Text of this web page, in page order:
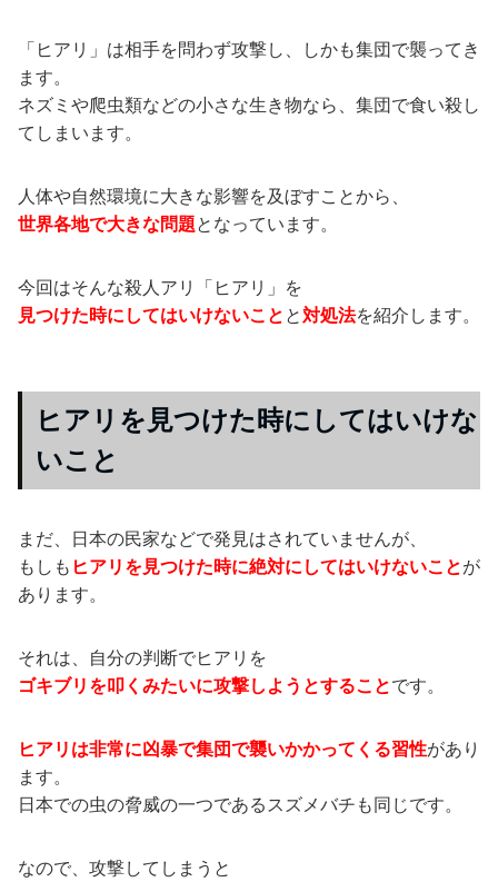
「ヒアリ」は相手を問わず攻撃し、しかも集団で襲ってき
ます。
ネズミや爬虫類などの小さな生き物なら、集団で食い殺し
てしまいます。
人体や自然環境に大きな影響を及ぼすことから、
世界各地で大きな問題となっています。
今回はそんな殺人アリ「ヒアリ」を
見つけた時にしてはいけないこと と対処法を紹介します。
ヒアリを見つけた時にしてはいけな
いこと
まだ、日本の民家などで発見はされていませんが、
もしも ヒアリを見つけた時に絶対にしてはいけないことが
あります。
それは、自分の判断でヒアリを
ゴキブリを叩くみたいに攻撃しようとすることです。
ヒアリは非常に凶暴で集団で襲いかかってくる習性があり
ます。
日本での虫の脅威の一つであるスズメバチも同じです。
なので、攻撃してしまうと